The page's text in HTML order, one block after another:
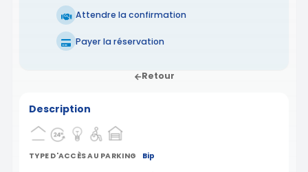
Attendre la confirmation
Payer la réservation
Retour
Description
TYPE D'ACCÈS AU PARKING Bip